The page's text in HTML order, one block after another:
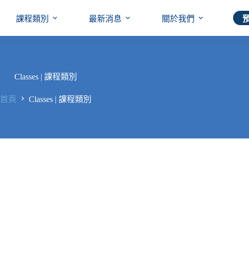
課程類別 最新消息 關於我們
Classes | 課程類別
首頁 Classes | 課程類別